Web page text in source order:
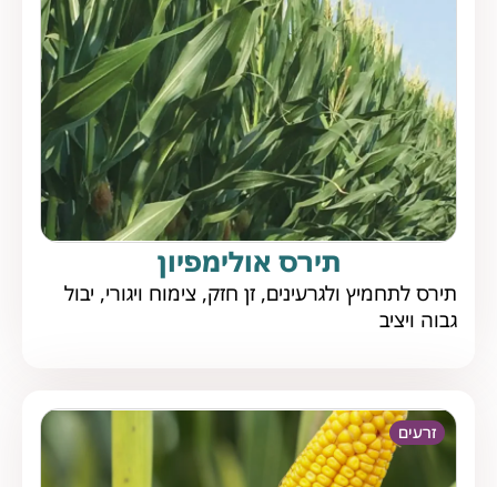
תירס אולימפיון
תירס לתחמיץ ולגרעינים, זן חזק, צימוח ויגורי, יבול
גבוה ויציב
זרעים